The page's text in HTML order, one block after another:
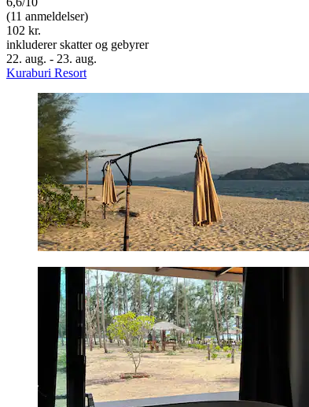
(11 anmeldelser)
102 kr.
inkluderer skatter og gebyrer
22. aug. - 23. aug.
Kuraburi Resort